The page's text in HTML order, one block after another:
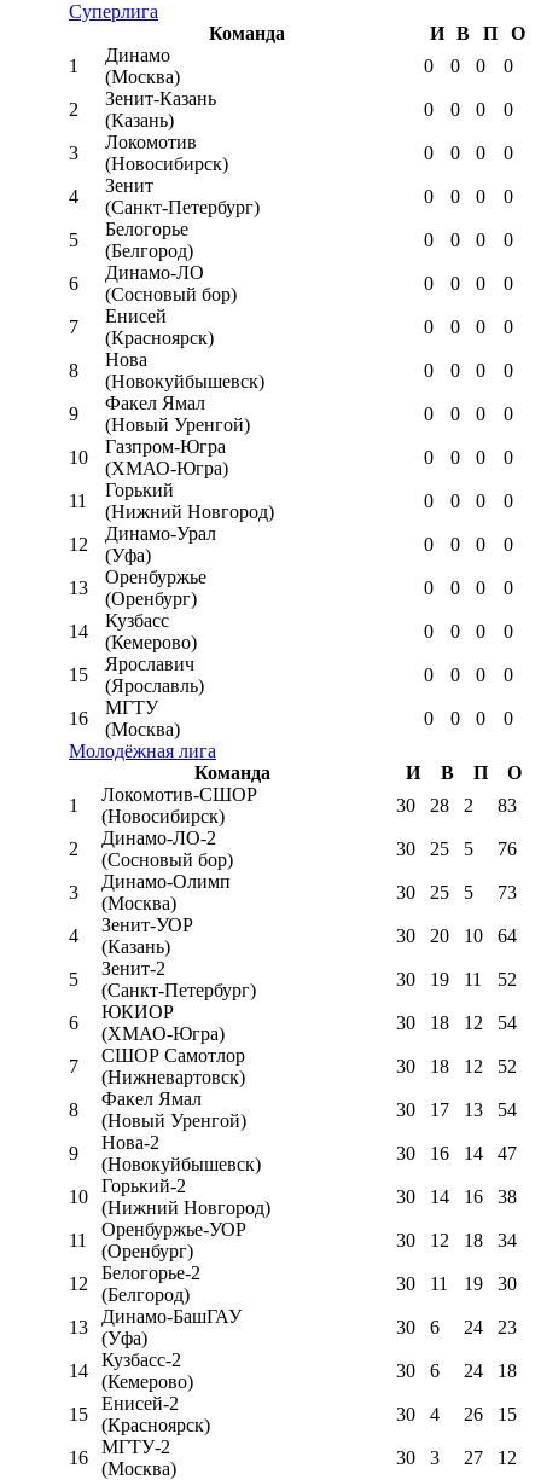
Суперлига
Команда
И В П
О
1
Динамо
(Москва)
0 0 0 0
2
Зенит-Казань
(Казань)
0 0 0 0
3
Локомотив
(Новосибирск)
0 0 0 0
4
Зенит
(Санкт-Петербург)
0 0 0 0
5
Белогорье
(Белгород)
0 0 0 0
6
Динамо-ЛО
(Сосновый бор)
0 0 0 0
7
Енисей
(Красноярск)
0 0 0 0
8
Нова
(Новокуйбышевск)
0 0 0 0
9
Факел Ямал
(Новый Уренгой)
0 0 0 0
10
Газпром-Югра
(ХМАО-Югра)
0 0 0 0
11
Горький
(Нижний Новгород)
0 0 0 0
12
Динамо-Урал
(Уфа)
0 0 0 0
13
Оренбуржье
(Оренбург)
0 0 0 0
14
Кузбасс
(Кемерово)
0 0 0 0
15
Ярославич
(Ярославль)
0 0 0 0
16
МГТУ
(Москва)
0 0 0
0
Молодёжная лига
Команда
И В П
О
1
Локомотив-CШОР
(Новосибирск)
30 28 2 83
2
Динамо-ЛО-2
(Сосновый бор)
30 25 5 76
3
Динамо-Олимп
(Москва)
30 25 5 73
4
Зенит-УОР
(Казань)
30 20 10 64
5
Зенит-2
(Санкт-Петербург)
30 19 11 52
6
ЮКИОР
(ХМАО-Югра)
30 18 12 54
7
СШОР Самотлор
(Нижневартовск)
30 18 12 52
8
Факел Ямал
(Новый Уренгой)
30 17 13 54
9
Нова-2
(Новокуйбышевск)
30 16 14 47
10
Горький-2
(Нижний Новгород)
30 14 16 38
11
Оренбуржье-УОР
(Оренбург)
30 12 18 34
12
Белогорье-2
(Белгород)
30 11 19 30
13
Динамо-БашГАУ
(Уфа)
30 6 24 23
14
Кузбасс-2
(Кемерово)
30 6 24 18
15
Енисей-2
(Красноярск)
30 4 26 15
16
МГТУ-2
(Москва)
30 3 27 12